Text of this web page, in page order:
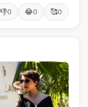
👎0 😂0 🥰0